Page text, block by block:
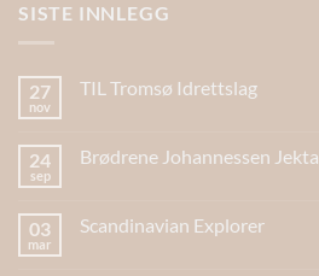
SISTE INNLEGG
27
nov
TIL Tromsø Idrettslag
24
sep
Brødrene Johannessen Jekta
03
mar
Scandinavian Explorer